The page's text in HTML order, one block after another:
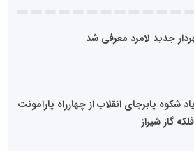
جدید لامرد معرفی شد
شکوه پابرجای انقلاب از چهارراه پارامونت
گاز شیراز